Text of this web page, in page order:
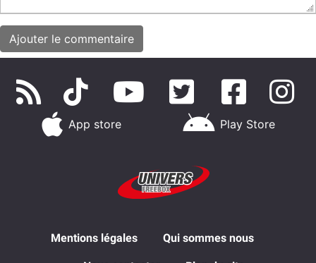
App store Play Store
Mentions légales Qui sommes nous